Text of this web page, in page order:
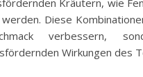
Diese
verbessern,
Wirkungen des